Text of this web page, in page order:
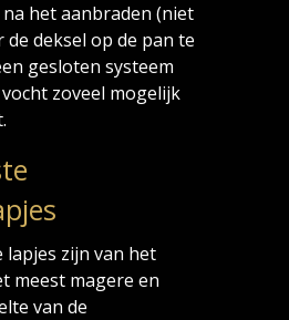
het aanbraden (niet
de deksel op de pan te
gesloten systeem
zoveel mogelijk
lapjes zijn van het
meest magere en
van de